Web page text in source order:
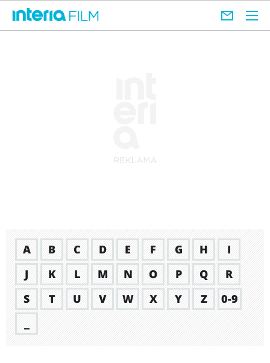
A B C D E F G H
I
J
K L M N O P Q
R
S
T U V W X Y Z
0-9